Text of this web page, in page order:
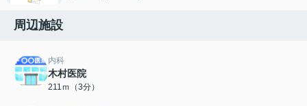
周辺施設
内科
木村医院
211ｍ（3分）